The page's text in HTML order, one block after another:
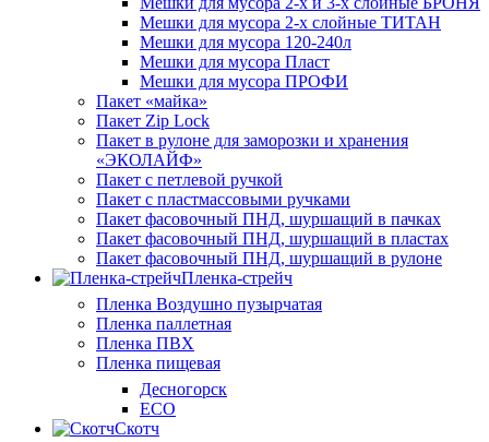
Мешки для мусора 2-х слойные ТИТАН
Мешки для мусора 120-240л
Мешки для мусора Пласт
Мешки для мусора ПРОФИ
Пакет «майка»
Пакет Zip Lock
Пакет в рулоне для заморозки и хранения
«ЭКОЛАЙФ»
Пакет с петлевой ручкой
Пакет с пластмассовыми ручками
Пакет фасовочный ПНД, шуршащий в пачках
Пакет фасовочный ПНД, шуршащий в пластах
Пакет фасовочный ПНД, шуршащий в рулоне
Пленка-стрейч
Пленка Воздушно пузырчатая
Пленка паллетная
Пленка ПВХ
Пленка пищевая
Десногорск
ECO
Скотч